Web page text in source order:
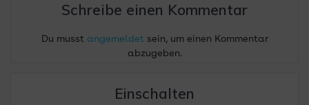
Schreibe einen Kommentar
Du musst angemeldetsein, um einen Kommentar
abzugeben.
Einschalten